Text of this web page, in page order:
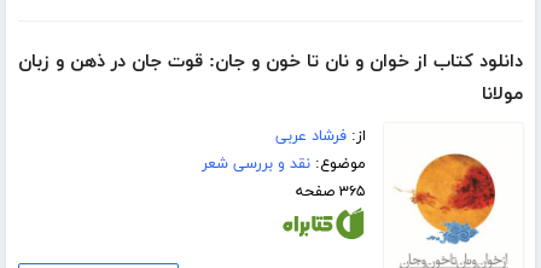
دانلود کتاب از خوان و نان تا خون و جان: قوت جان در ذهن و زبان
مولانا
از:فرشاد عربی
موضوع:نقد و بررسی شعر
۳۶۵ صفحه